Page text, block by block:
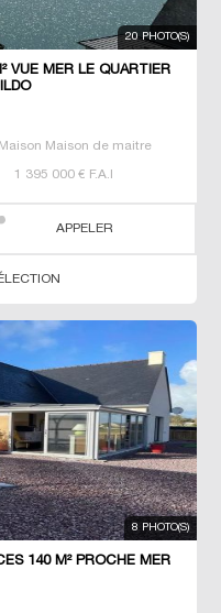
20 PHOTO(S)
VUE MER LE QUARTIER
Maison de maitre
1 395 000 € F.A.I
APPELER
8 PHOTO(S)
140 M² PROCHE MER